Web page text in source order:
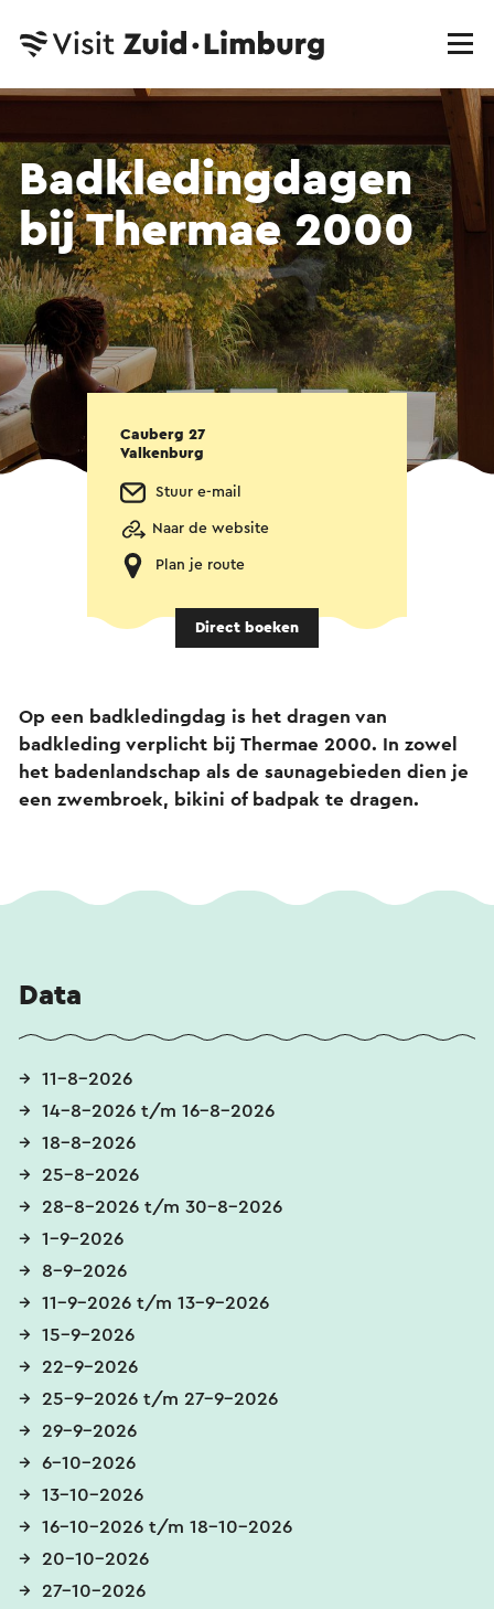
Badkledingdagen
bij Thermae 2000
Cauberg 27
Valkenburg
Stuur e-mail
Naar de website
Plan je route
Direct boeken
Op een badkledingdag is het dragen van
badkleding verplicht bij Thermae 2000. In zowel
het badenlandschap als de saunagebieden dien je
een zwembroek, bikini of badpak te dragen.
Data
11-8-2026
14-8-2026 t/m 16-8-2026
18-8-2026
25-8-2026
28-8-2026 t/m 30-8-2026
1-9-2026
8-9-2026
11-9-2026 t/m 13-9-2026
15-9-2026
22-9-2026
25-9-2026 t/m 27-9-2026
29-9-2026
6-10-2026
13-10-2026
16-10-2026 t/m 18-10-2026
20-10-2026
27-10-2026